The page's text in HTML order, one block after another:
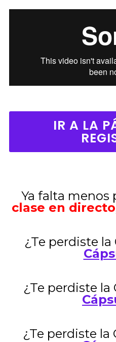
IR A LA
Ya falta menos
clase en directo
¿Te perdiste la
¿Te perdiste la
¿Te perdiste la